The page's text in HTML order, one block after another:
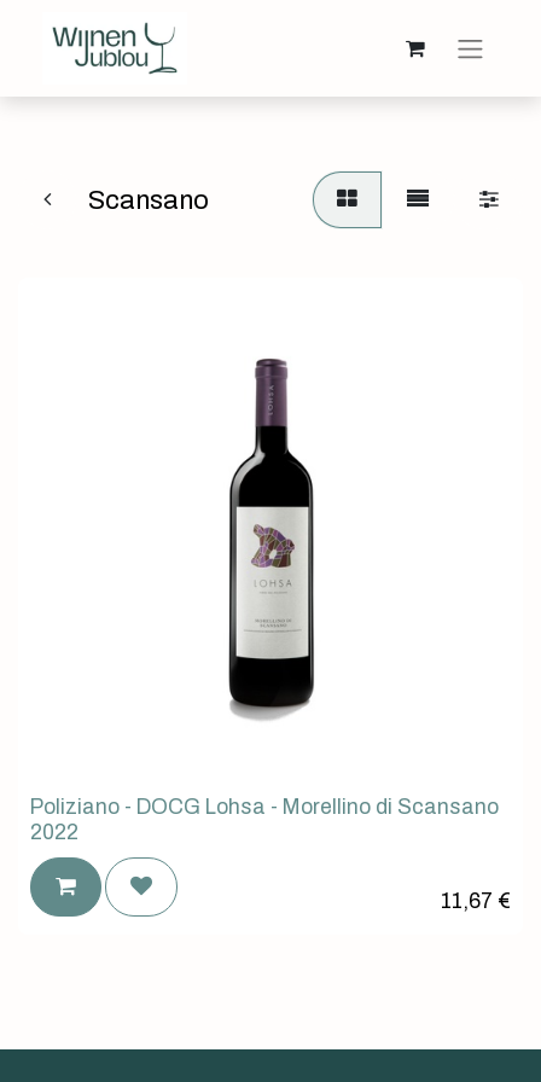
Scansano
Poliziano - DOCG Lohsa - Morellino di Scansano
2022
11,67 €